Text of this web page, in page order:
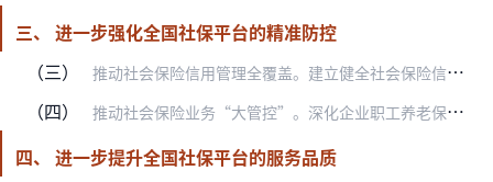
三、 进一步强化全国社保平台的精准防控
（三）
推动社会保险信用管理全覆盖。建立健全社会保险信用信息全国一体化规范、共享、应用机制。研究制定社会保险领域严重失信主体名单管理办法，规范和健全社会保险领域严重失信…
（四） 推动社会保险业务“大管控”。深化企业职工养老保险业务管控应用，推进业务管控模式向机关事业单位养老保险、城乡居民养老保险、失业保险、工伤保险等其他险种拓展，由规则…
四、 进一步提升全国社保平台的服务品质